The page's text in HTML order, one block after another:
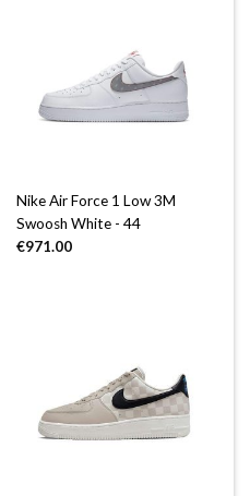
Nike Air Force 1 Low 3M
Swoosh White - 44
€971.00